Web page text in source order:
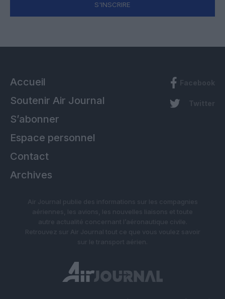
S'INSCRIRE
Accueil
Soutenir Air Journal
S’abonner
Espace personnel
Contact
Archives